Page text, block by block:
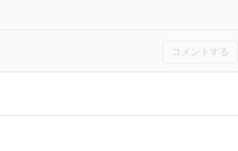
コメントする